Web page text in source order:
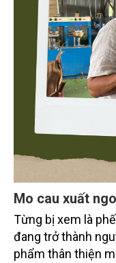
Mo cau xuất
Từng bị xem là
đang trở thành
phẩm thân thiện